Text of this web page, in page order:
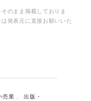
のまま掲載しておりま
発表元に直接お願いいた
売業 、出版・